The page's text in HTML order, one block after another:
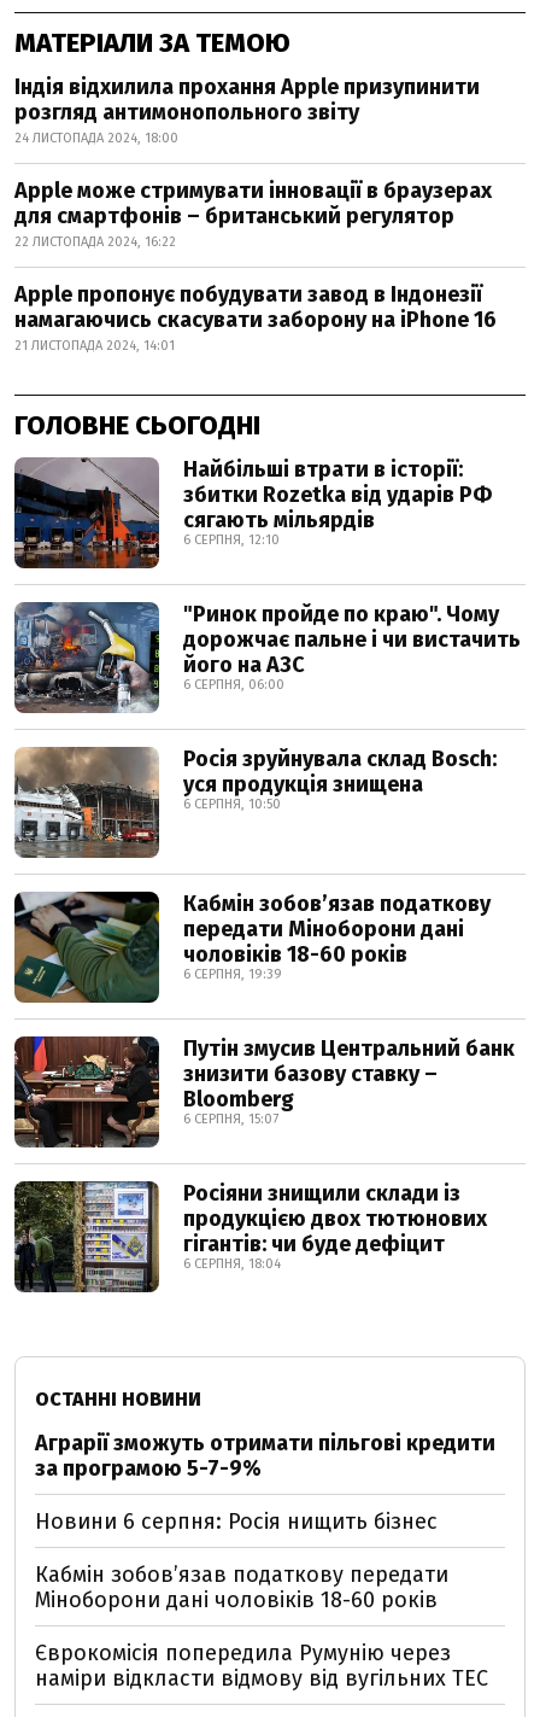
МАТЕРІАЛИ ЗА ТЕМОЮ
Індія відхилила прохання Apple призупинити
розгляд антимонопольного звіту
24 ЛИСТОПАДА 2024, 18:00
Apple може стримувати інновації в браузерах
для смартфонів – британський регулятор
22 ЛИСТОПАДА 2024, 16:22
Apple пропонує побудувати завод в Індонезії
намагаючись скасувати заборону на iPhone 16
21 ЛИСТОПАДА 2024, 14:01
ГОЛОВНЕ СЬОГОДНІ
Найбільші втрати в історії:
збитки Rozetka від ударів РФ
сягають мільярдів
6 СЕРПНЯ, 12:10
"Ринок пройде по краю". Чому
дорожчає пальне і чи вистачить
його на АЗС
6 СЕРПНЯ, 06:00
Росія зруйнувала склад Bosch:
уся продукція знищена
6 СЕРПНЯ, 10:50
Кабмін зобовʼязав податкову
передати Міноборони дані
чоловіків 18-60 років
6 СЕРПНЯ, 19:39
Путін змусив Центральний банк
знизити базову ставку –
Bloomberg
6 СЕРПНЯ, 15:07
Росіяни знищили склади із
продукцією двох тютюнових
гігантів: чи буде дефіцит
6 СЕРПНЯ, 18:04
ОСТАННІ НОВИНИ
Аграрії зможуть отримати пільгові кредити
за програмою 5-7-9%
Новини 6 серпня: Росія нищить бізнес
Кабмін зобовʼязав податкову передати
Міноборони дані чоловіків 18-60 років
Єврокомісія попередила Румунію через
наміри відкласти відмову від вугільних ТЕС